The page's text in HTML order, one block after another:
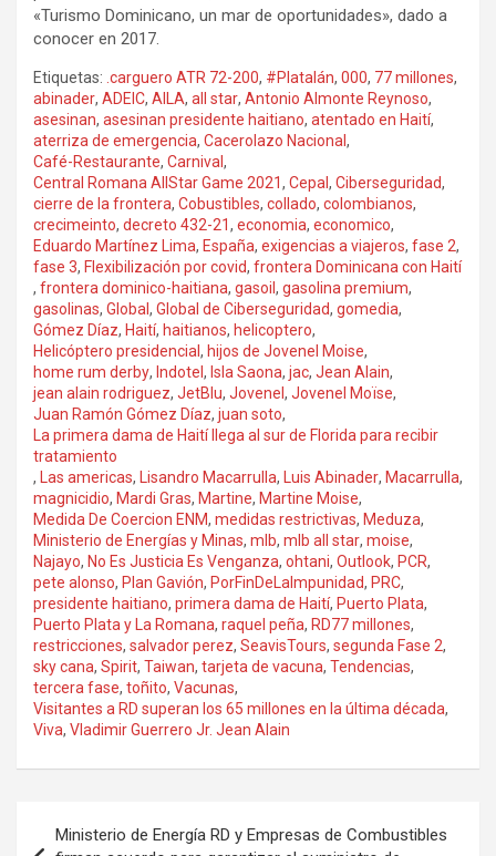
«Turismo Dominicano, un mar de oportunidades», dado a
conocer en 2017.
Etiquetas: .carguero ATR 72-200, #Platalán, 000, 77 millones,
abinader, ADEIC, AILA, all star, Antonio Almonte Reynoso,
asesinan, asesinan presidente haitiano, atentado en Haití,
aterriza de emergencia, Cacerolazo Nacional ,
Café-Restaurante, Carnival ,
Central Romana AllStar Game 2021, Cepal , Ciberseguridad,
cierre de la frontera, Cobustibles, collado, colombianos,
crecimeinto, decreto 432-21, economia, economico,
Eduardo Martínez Lima, España, exigencias a viajeros, fase 2,
fase 3, Flexibilización por covid, frontera Dominicana con Haití
, frontera dominico-haitiana, gasoil , gasolina premium,
gasolinas, Global , Global de Ciberseguridad, gomedia,
Gómez Díaz, Haití, haitianos, helicoptero,
Helicóptero presidencial , hijos de Jovenel Moise,
home rum derby, Indotel , Isla Saona, jac, Jean Alain,
jean alain rodriguez, JetBlu, Jovenel , Jovenel Moïse,
Juan Ramón Gómez Díaz, juan soto,
La primera dama de Haití llega al sur de Florida para recibir
tratamiento
,
Las americas, Lisandro Macarrulla, Luis Abinader, Macarrulla,
magnicidio, Mardi Gras, Martine, Martine Moise,
Medida De Coercion ENM, medidas restrictivas, Meduza,
Ministerio de Energías y Minas, mlb, mlb all star, moise,
Najayo, No Es Justicia Es Venganza, ohtani, Outlook, PCR,
pete alonso, Plan Gavión, PorFinDeLaImpunidad, PRC,
presidente haitiano, primera dama de Haití, Puerto Plata,
Puerto Plata y La Romana, raquel peña, RD77 millones,
restricciones, salvador perez, SeavisTours, segunda Fase 2,
sky cana, Spirit, Taiwan, tarjeta de vacuna, Tendencias,
tercera fase, toñito, Vacunas,
Visitantes a RD superan los 65 millones en la última década,
Viva, Vladimir Guerrero Jr. Jean Alain
Ministerio de Energía RD y Empresas de Combustibles